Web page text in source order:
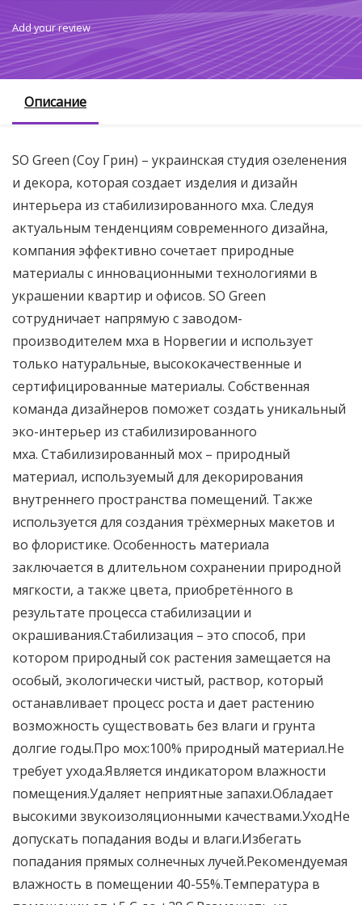
Add your review
Описание
SO Green (Соу Грин) – украинская студия озеленения
и декора, которая создает изделия и дизайн
интерьера из стабилизированного мха. Следуя
актуальным тенденциям современного дизайна,
компания эффективно сочетает природные
материалы с инновационными технологиями в
украшении квартир и офисов. SO Green
сотрудничает напрямую с заводом-
производителем мха в Норвегии и использует
только натуральные, высококачественные и
сертифицированные материалы. Собственная
команда дизайнеров поможет создать уникальный
эко-интерьер из стабилизированного
мха. Стабилизированный мох – природный
материал, используемый для декорирования
внутреннего пространства помещений. Также
используется для создания трёхмерных макетов и
во флористике. Особенность материала
заключается в длительном сохранении природной
мягкости, а также цвета, приобретённого в
результате процесса стабилизации и
окрашивания.Стабилизация – это способ, при
котором природный сок растения замещается на
особый, экологически чистый, раствор, который
останавливает процесс роста и дает растению
возможность существовать без влаги и грунта
долгие годы.Про мох:100% природный материал.Не
требует ухода.Является индикатором влажности
помещения.Удаляет неприятные запахи.Обладает
высокими звукоизоляционными качествами.УходНе
допускать попадания воды и влаги.Избегать
попадания прямых солнечных лучей.Рекомендуемая
влажность в помещении 40-55%.Температура в